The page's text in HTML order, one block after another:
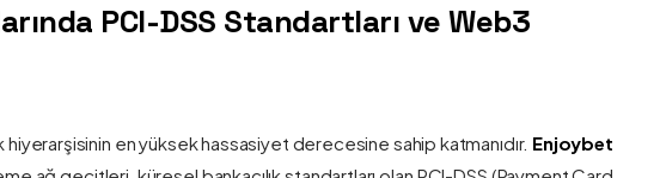
PCI-DSS Standartları ve Web3
hiyerarşisinin en yüksek hassasiyet derecesine sahip katmanıdır. Enjoybet